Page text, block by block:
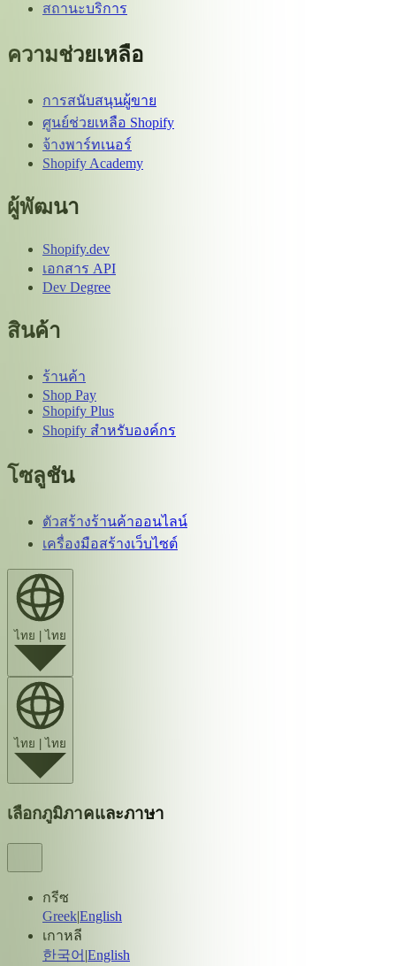
สถานะบริการ
ความช่วยเหลือ
การสนับสนุนผู้ขาย
ศูนย์ช่วยเหลือ Shopify
จ้างพาร์ทเนอร์
Shopify Academy
ผู้พัฒนา
Shopify.dev
เอกสาร API
Dev Degree
สินค้า
ร้านค้า
Shop Pay
Shopify Plus
Shopify สำหรับองค์กร
โซลูชัน
ตัวสร้างร้านค้าออนไลน์
เครื่องมือสร้างเว็บไซต์
ไทย ไทย
ไทย ไทย
เลือกภูมิภาคและภาษา
กรีซ
Greek|English
เกาหลี
한국어 |English